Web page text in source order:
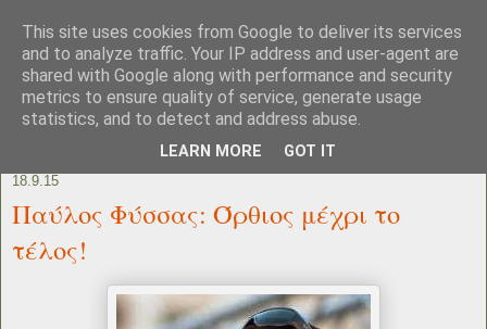
18.9.15
Παύλος Φύσσας: Όρθιος μέχρι το
τέλος!
This site uses cookies from Google to deliver its services
and to analyze traffic. Your IP address and user-agent are
shared with Google along with performance and security
metrics to ensure quality of service, generate usage
statistics, and to detect and address abuse.
LEARN MORE GOT IT